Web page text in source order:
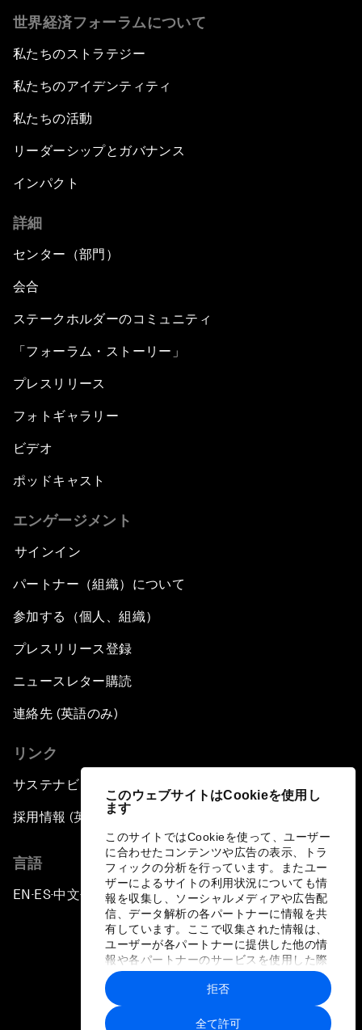
このウェブサイトはCookieを使用し
ます
このサイトではCookieを使って、ユーザー
に合わせたコンテンツや広告の表示、トラ
フィックの分析を行っています。またユー
ザーによるサイトの利用状況についても情
報を収集し、ソーシャルメディアや広告配
信、データ解析の各パートナーに情報を共
有しています。ここで収集された情報は、
ユーザーが各パートナーに提供した他の情
報や各パートナーのサービスを使用した際
に収集された情報と組み合わされ、各パー
トナーによって使用されることがありま
す。
全て許可
拒否
世界経済フォーラムについて
私たちのストラテジー
私たちのアイデンティティ
私たちの活動
リーダーシップとガバナンス
インパクト
詳細
センター（部門）
会合
ステークホルダーのコミュニティ
「フォーラム・ストーリー」
プレスリリース
フォトギャラリー
ビデオ
ポッドキャスト
エンゲージメント
サインイン
パートナー（組織）について
参加する（個人、組織）
プレスリリース登録
ニュースレター購読
連絡先 (英語のみ)
リンク
サステナビリティへの取り組み
採用情報 (英語のみ)
言語
EN ▪ES▪中文▪ 日本語
プライバシーポリシーと利用規約